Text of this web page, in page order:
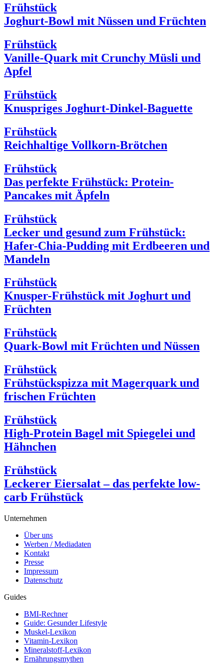
Frühstück
Joghurt-Bowl mit Nüssen und Früchten
Frühstück
Vanille-Quark mit Crunchy Müsli und
Apfel
Frühstück
Knuspriges Joghurt-Dinkel-Baguette
Frühstück
Reichhaltige Vollkorn-Brötchen
Frühstück
Das perfekte Frühstück: Protein-
Pancakes mit Äpfeln
Frühstück
Lecker und gesund zum Frühstück:
Hafer-Chia-Pudding mit Erdbeeren und
Mandeln
Frühstück
Knusper-Frühstück mit Joghurt und
Früchten
Frühstück
Quark-Bowl mit Früchten und Nüssen
Frühstück
Frühstückspizza mit Magerquark und
frischen Früchten
Frühstück
High-Protein Bagel mit Spiegelei und
Hähnchen
Frühstück
Leckerer Eiersalat – das perfekte low-
carb Frühstück
Unternehmen
Über uns
Werben / Mediadaten
Kontakt
Presse
Impressum
Datenschutz
Guides
BMI-Rechner
Guide: Gesunder Lifestyle
Muskel-Lexikon
Vitamin-Lexikon
Mineralstoff-Lexikon
Ernährungsmythen